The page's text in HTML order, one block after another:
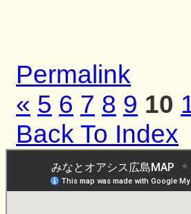
Permalink
« 5 6 7 8 9 10
Back To Index